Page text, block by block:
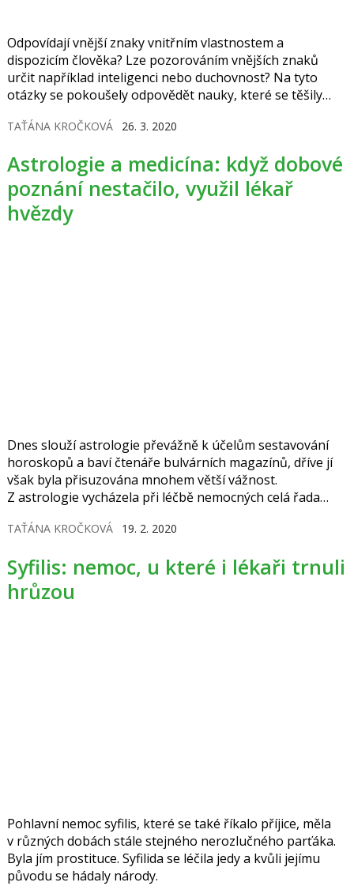
Odpovídají vnější znaky vnitřním vlastnostem a
dispozicím člověka? Lze pozorováním vnějších znaků
určit například inteligenci nebo duchovnost? Na tyto
otázky se pokoušely odpovědět nauky, které se těšily
TAŤÁNA KROČKOVÁ 26. 3. 2020
Astrologie a medicína: když dobové
poznání nestačilo, využil lékař
hvězdy
Dnes slouží astrologie převážně k účelům sestavování
horoskopů a baví čtenáře bulvárních magazínů, dříve jí
však byla přisuzována mnohem větší vážnost.
Z astrologie vycházela při léčbě nemocných celá řada
TAŤÁNA KROČKOVÁ 19. 2. 2020
Syfilis: nemoc, u které i lékaři trnuli
hrůzou
Pohlavní nemoc syfilis, které se také říkalo příjice, měla
v různých dobách stále stejného nerozlučného parťáka.
Byla jím prostituce. Syfilida se léčila jedy a kvůli jejímu
původu se hádaly národy.